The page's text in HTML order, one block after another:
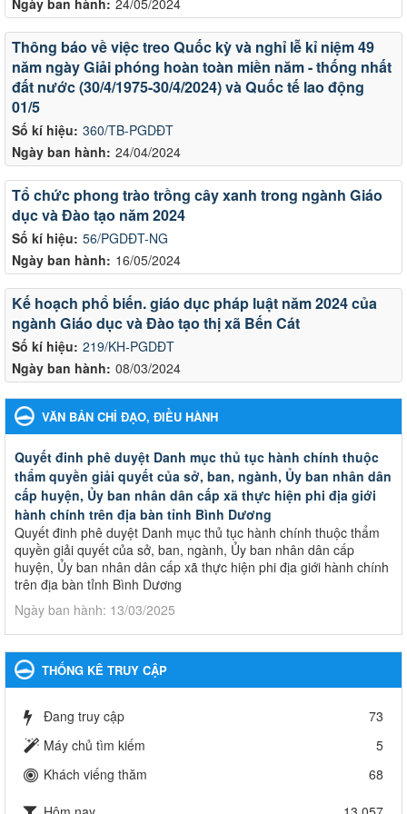
Số kí hiệu: 360/TB-PGDĐT
Ngày ban hành: 24/04/2024
Thông báo về việc treo Quốc kỳ và nghỉ lễ kỉ niệm 49
năm ngày Giải phóng hoàn toàn miền năm - thống nhất
đất nước (30/4/1975-30/4/2024) và Quốc tế lao động
01/5
Số kí hiệu: 56/PGDĐT-NG
Ngày ban hành: 16/05/2024
Tổ chức phong trào trồng cây xanh trong ngành Giáo
dục và Đào tạo năm 2024
Số kí hiệu: 219/KH-PGDĐT
Ngày ban hành: 08/03/2024
Kế hoạch phổ biến. giáo dục pháp luật năm 2024 của
ngành Giáo dục và Đào tạo thị xã Bến Cát
VĂN BẢN CHỈ ĐẠO, ĐIỀU HÀNH
Quyết đinh phê duyệt Danh mục thủ tục hành chính thuộc
thẩm quyền giải quyết của sở, ban, ngành, Ủy ban nhân dân
cấp huyện, Ủy ban nhân dân cấp xã thực hiện phi địa giới
hành chính trên địa bàn tỉnh Bình Dương
Quyết đinh phê duyệt Danh mục thủ tục hành chính thuộc thẩm
quyền giải quyết của sở, ban, ngành, Ủy ban nhân dân cấp
huyện, Ủy ban nhân dân cấp xã thực hiện phi địa giới hành chính
trên địa bàn tỉnh Bình Dương
Ngày ban hành: 13/03/2025
Giáo dục và Đào tạo thành phố Bến Cát
Kế hoạch Phổ biến, giáo dục pháp luật năm 2025 của ngành
Ngày ban hành: 28/02/2025
vực giáo dục đào tạo thuộc hệ giáo dục quốc dân và cơ sở
THỐNG KÊ TRUY CẬP
Đang truy cập
73
Máy chủ tìm kiếm
5
Khách viếng thăm
68